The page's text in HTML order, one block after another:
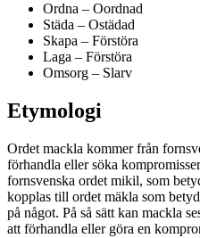
Ordna – Oordnad
Städa – Ostädad
Skapa – Förstöra
Laga – Förstöra
Omsorg – Slarv
Etymologi
Ordet mackla kommer från
förhandla eller söka
fornsvenska ordet mikil, som
kopplas till ordet mäkla som
på något. På så sätt kan mackla
att förhandla eller göra en